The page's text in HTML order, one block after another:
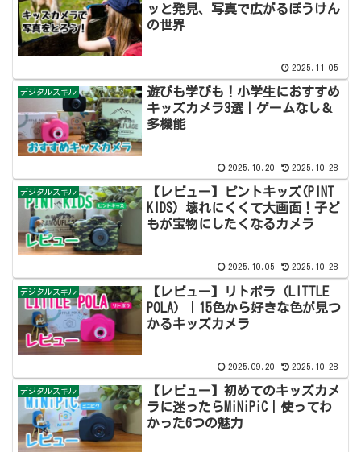
ッと発見、写真で広がるぼうけん
の世界
2025.11.05
デジタルスキル
遊びも学びも！小学生におすすめ
キッズカメラ3選｜ゲームなし＆
多機能
2025.10.20 2025.10.28
デジタルスキル
【レビュー】ピントキッズ(PINT
KIDS) 壊れにくくて大画面！子ど
もが宝物にしたくなるカメラ
2025.10.05 2025.10.28
デジタルスキル
【レビュー】リトポラ（LITTLE
POLA）｜15色から好きな色が見つ
かるキッズカメラ
2025.09.20 2025.10.28
デジタルスキル
【レビュー】初めてのキッズカメ
ラに迷ったらMiNiPiC｜使ってわ
かった6つの魅力